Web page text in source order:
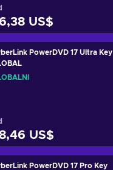
US$
PowerDVD 17 Ultra Key
US$
PowerDVD 17 Pro Key